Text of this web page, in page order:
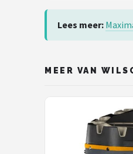
Lees meer:
MEER VAN